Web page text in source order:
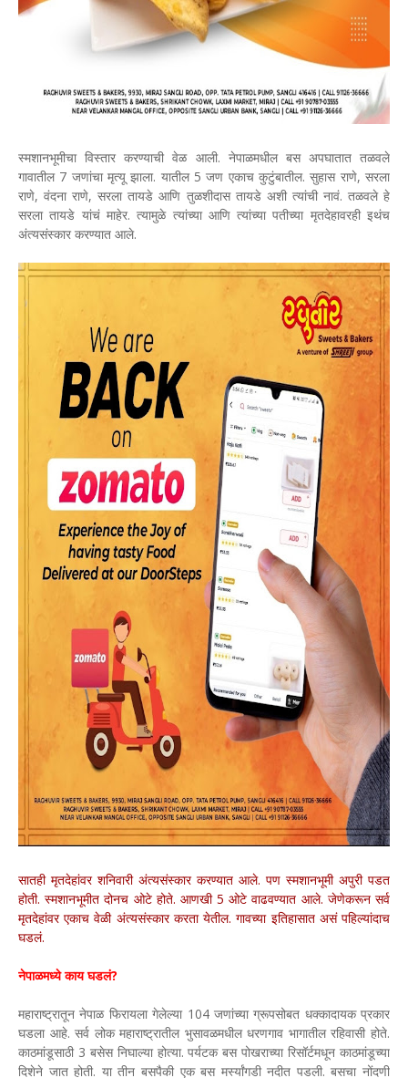
स्मशानभूमीचा विस्तार करण्याची वेळ आली. नेपाळमधील बस अपघातात तळवले
गावातील 7 जणांचा मृत्यू झाला. यातील 5 जण एकाच कुटुंबातील. सुहास राणे, सरला
राणे, वंदना राणे, सरला तायडे आणि तुळशीदास तायडे अशी त्यांची नावं. तळवले हे
सरला तायडे यांचं माहेर. त्यामुळे त्यांच्या आणि त्यांच्या पतीच्या मृतदेहावरही इथंच
अंत्यसंस्कार करण्यात आले.
सातही मृतदेहांवर शनिवारी अंत्यसंस्कार करण्यात आले. पण स्मशानभूमी अपुरी पडत
होती. स्मशानभूमीत दोनच ओटे होते. आणखी 5 ओटे वाढवण्यात आले. जेणेकरून सर्व
मृतदेहांवर एकाच वेळी अंत्यसंस्कार करता येतील. गावच्या इतिहासात असं पहिल्यांदाच
घडलं.
नेपाळमध्ये काय घडलं?
महाराष्ट्रातून नेपाळ फिरायला गेलेल्या 104 जणांच्या ग्रूपसोबत धक्कादायक प्रकार
घडला आहे. सर्व लोक महाराष्ट्रातील भुसावळमधील धरणगाव भागातील रहिवासी होते.
काठमांडूसाठी 3 बसेस निघाल्या होत्या. पर्यटक बस पोखराच्या रिसॉर्टमधून काठमांडूच्या
दिशेने जात होती. या तीन बसपैकी एक बस मर्स्यांगडी नदीत पडली. बसचा नोंदणी